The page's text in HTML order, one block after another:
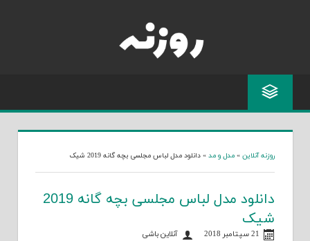
روزنه آنلاین » مدل و مد » دانلود مدل لباس مجلسی بچه گانه 2019 شیک
دانلود مدل لباس مجلسی بچه گانه 2019
شیک
21 سپتامبر 2018
آنلاین باشی